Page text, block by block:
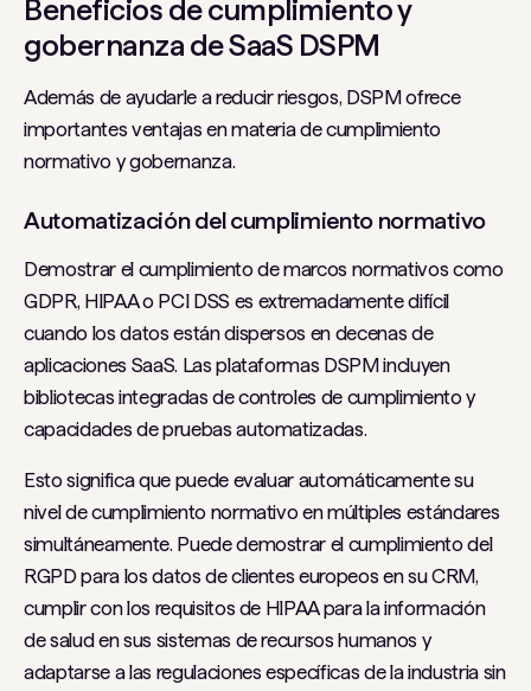
Beneficios de cumplimiento y
gobernanza de SaaS DSPM
Además de ayudarle a reducir riesgos, DSPM ofrece
importantes ventajas en materia de cumplimiento
normativo y gobernanza.
Automatización del cumplimiento normativo
Demostrar el cumplimiento de marcos normativos como
GDPR, HIPAA o PCI DSS es extremadamente difícil
cuando los datos están dispersos en decenas de
aplicaciones SaaS. Las plataformas DSPM incluyen
bibliotecas integradas de controles de cumplimiento y
capacidades de pruebas automatizadas.
Esto significa que puede evaluar automáticamente su
nivel de cumplimiento normativo en múltiples estándares
simultáneamente. Puede demostrar el cumplimiento del
RGPD para los datos de clientes europeos en su CRM,
cumplir con los requisitos de HIPAA para la información
de salud en sus sistemas de recursos humanos y
adaptarse a las regulaciones específicas de la industria sin